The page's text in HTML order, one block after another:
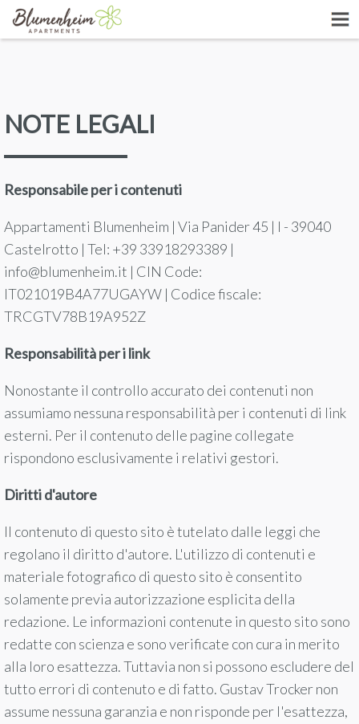
NOTE LEGALI
Responsabile per i contenuti
Appartamenti Blumenheim | Via Panider 45 | I - 39040
Castelrotto | Tel: +39 33918293389 |
info@blumenheim.it | CIN Code:
IT021019B4A77UGAYW | Codice fiscale:
TRCGTV78B19A952Z
Responsabilità per i link
Nonostante il controllo accurato dei contenuti non
assumiamo nessuna responsabilità per i contenuti di link
esterni. Per il contenuto delle pagine collegate
rispondono esclusivamente i relativi gestori.
Diritti d'autore
Il contenuto di questo sito è tutelato dalle leggi che
regolano il diritto d'autore. L'utilizzo di contenuti e
materiale fotografico di questo sito è consentito
solamente previa autorizzazione esplicita della
redazione. Le informazioni contenute in questo sito sono
redatte con scienza e sono verificate con cura in merito
alla loro esattezza. Tuttavia non si possono escludere del
tutto errori di contenuto e di fatto. Gustav Trocker non
assume nessuna garanzia e non risponde per l'esattezza,